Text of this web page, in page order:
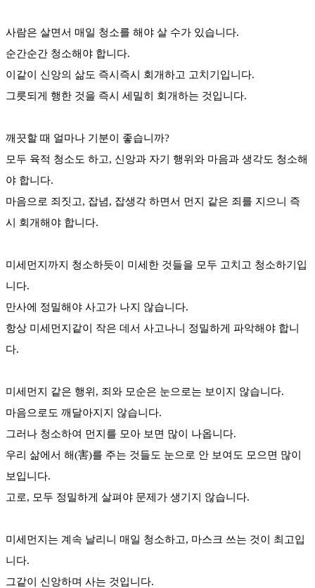
사람은 살면서 매일 청소를 해야 살 수가 있습니다.
순간순간 청소해야 합니다.
이같이 신앙의 삶도 즉시즉시 회개하고 고치기입니다.
그릇되게 행한 것을 즉시 세밀히 회개하는 것입니다.
깨끗할 때 얼마나 기분이 좋습니까?
모두 육적 청소도 하고, 신앙과 자기 행위와 마음과 생각도 청소해
야 합니다.
마음으로 죄짓고, 잡념, 잡생각 하면서 먼지 같은 죄를 지으니 즉
시 회개해야 합니다.
미세먼지까지 청소하듯이 미세한 것들을 모두 고치고 청소하기입
니다.
만사에 정밀해야 사고가 나지 않습니다.
항상 미세먼지같이 작은 데서 사고나니 정밀하게 파악해야 합니
다.
미세먼지 같은 행위, 죄와 모순은 눈으로는 보이지 않습니다.
마음으로도 깨달아지지 않습니다.
그러나 청소하여 먼지를 모아 보면 많이 나옵니다.
우리 삶에서 해(害)를 주는 것들도 눈으로 안 보여도 모으면 많이
보입니다.
고로, 모두 정밀하게 살펴야 문제가 생기지 않습니다.
미세먼지는 계속 날리니 매일 청소하고, 마스크 쓰는 것이 최고입
니다.
그같이 신앙하며 사는 것입니다.